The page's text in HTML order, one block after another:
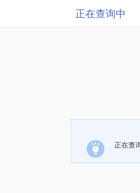
正在查询中
正在查